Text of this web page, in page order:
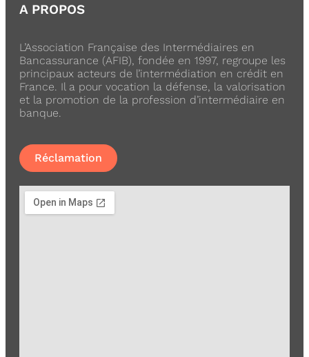
A PROPOS
L’Association Française des Intermédiaires en
Bancassurance (AFIB), fondée en 1997, regroupe les
principaux acteurs de l’intermédiation en crédit en
France. Il a pour vocation la défense, la valorisation
et la promotion de la profession d’intermédiaire en
banque.
Réclamation